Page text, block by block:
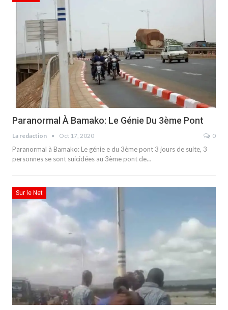
Paranormal À Bamako: Le Génie Du 3ème Pont
La redaction Oct 17, 2020 0
Paranormal à Bamako: Le génie e du 3ème pont 3 jours de suite, 3
personnes se sont suicidées au 3ème pont de…
Sur le Net